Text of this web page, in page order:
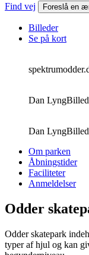
Find vej Foreslå en
Billeder
Se på kort
Dan Lyng
Dan Lyng
Om parken
Åbningstider
Faciliteter
Anmeldelser
Odder
Odder skatepark
typer af hjul og kan